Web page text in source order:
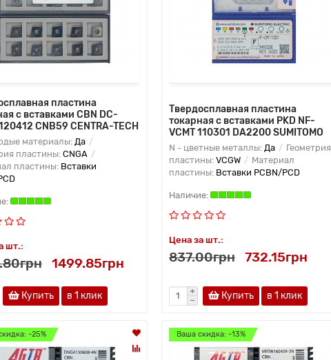
пластина
с вставками CBN DC-
CNB59 CENTRA-TECH
материалы: Да
пластины: CNGA
пластины: Вставки
шт.:
1499.85грн
Купить в 1 клик
Твердосплавная пластина
токарная с вставками PKD NF-
VCMT 110301 DA2200 SUMITOMO
N - цветные металлы: Да
Геометрия
пластины: VCGW
Материал
пластины: Вставки PCBN/PCD
Цена за шт.:
837.00грн 732.15грн
Купить в 1 клик
-25% Ваша скидка: -13%